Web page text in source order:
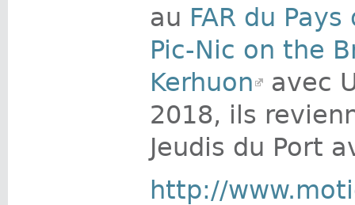
au FAR du
Pic-Nic on the
Kerhuon
avec
2018, ils
Jeudis du Port
http://